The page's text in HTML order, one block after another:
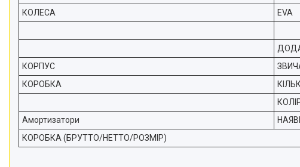
КОЛЕСА
EVA
КОРПУС
КОРОБКА
Амортизатори
КОРОБКА (БРУТТО/НЕТТО/РОЗМІР)